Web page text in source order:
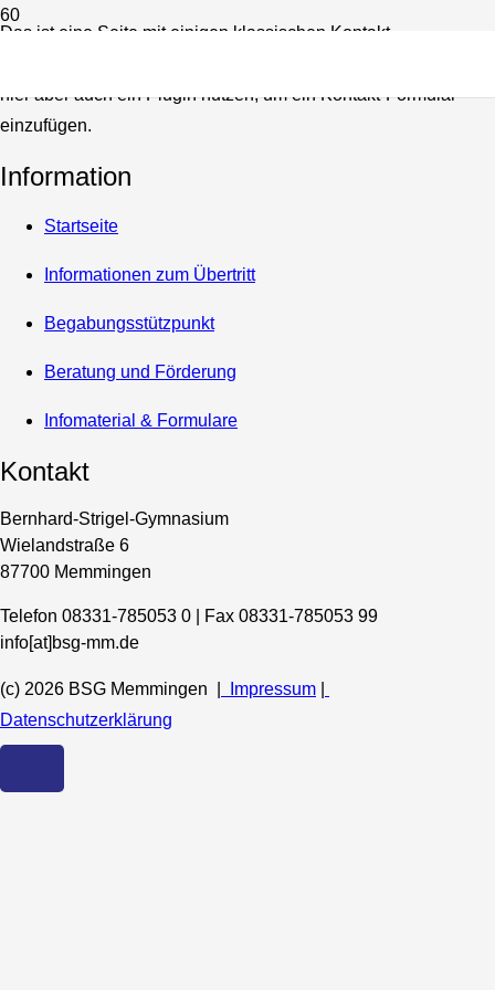
Das ist eine Seite mit einigen klassischen Kontakt-
hier aber auch ein Plugin nutzen, um ein Kontakt-Formular
einzufügen.
Information
Startseite
Informationen zum Übertritt
Begabungsstützpunkt
Beratung und Förderung
Infomaterial & Formulare
Kontakt
Bernhard-Strigel-Gymnasium
Wielandstraße 6
87700 Memmingen
Telefon 08331-785053 0 | Fax 08331-785053 99
info[at]bsg-mm.de
(c) 2026 BSG Memmingen | Impressum
Datenschutzerklärung